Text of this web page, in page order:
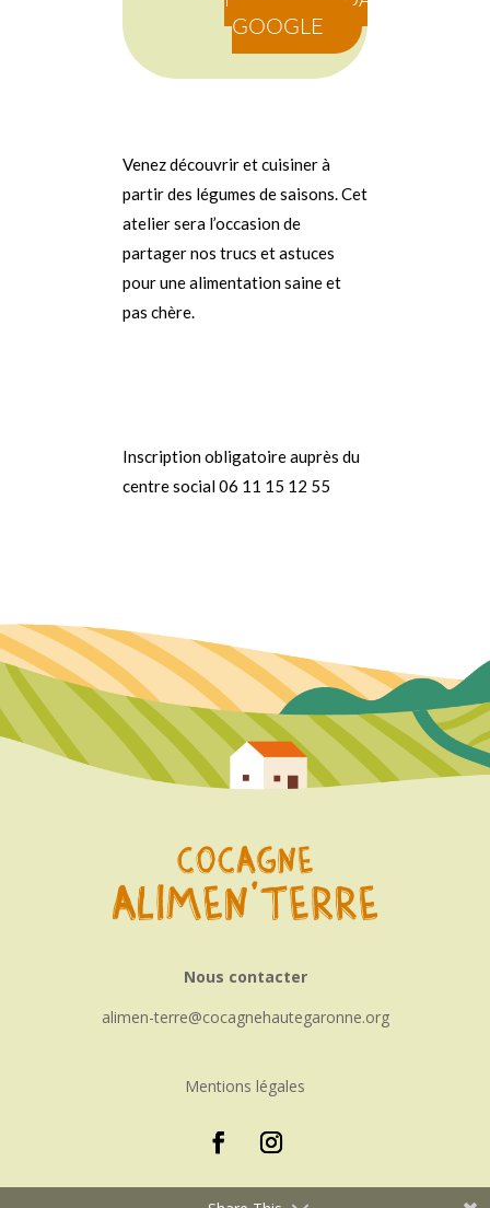
GOOGLE
Venez découvrir et cuisiner à
partir des légumes de saisons. Cet
atelier sera l’occasion de
partager nos trucs et astuces
pour une alimentation saine et
pas chère.
Inscription obligatoire auprès du
centre social 06 11 15 12 55
Nous contacter
alimen-terre
cocagnehautegaronne.org
Mentions légales